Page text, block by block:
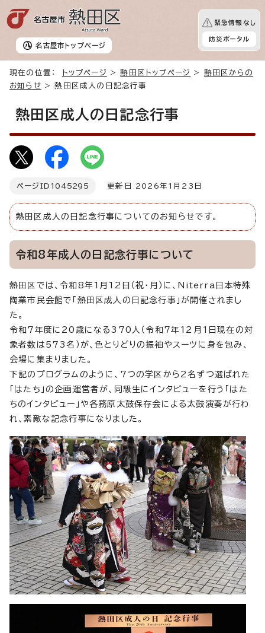
名古屋市 トップページ
緊急情報なし
防災ポータル
現在の位置： トップページ >熱田区トップページ > 熱田区からの
お知らせ > 熱田区成人の日記念行事
熱田区成人の日記念行事
ページID 1045295 更新日 2026年1月23日
熱田区成人の日記念行事についてのお知らせです。
令和8年成人の日記念行事について
熱田区では、令和8年1月12日（祝・月）に、Niterra日本特殊
陶業市民会館で「熱田区成人の日記念行事」が開催されまし
た。
令和7年度に20歳になる370人（令和7年12月1日現在の対
象者数は573名）が、色とりどりの振袖やスーツに身を包み、
会場に集まりました。
下記のプログラムのように、7つの学区から2名ずつ選ばれた
「はたち」の企画運営者が、同級生にインタビューを行う「はた
ちのインタビュー」や各務原太鼓保存会による太鼓演奏が行わ
れ、素敵な記念行事になりました。